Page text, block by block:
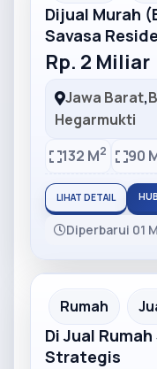
Dijual Murah
Savasa
Rp. 2 Miliar
Jawa Barat,
Hegarmukti
132 M2 90
LIHAT DETAIL
Diperbarui 01
Partner Ad
Rumah
Di Jual
Strategis